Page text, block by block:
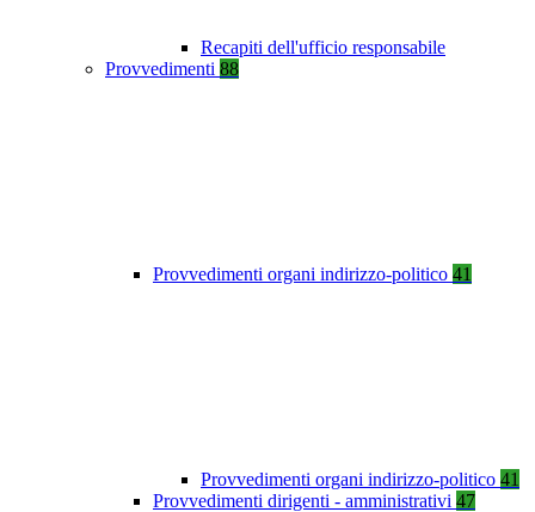
Recapiti dell'ufficio responsabile
Provvedimenti 88
Provvedimenti organi indirizzo-politico 41
Provvedimenti organi indirizzo-politico 41
Provvedimenti dirigenti - amministrativi 47